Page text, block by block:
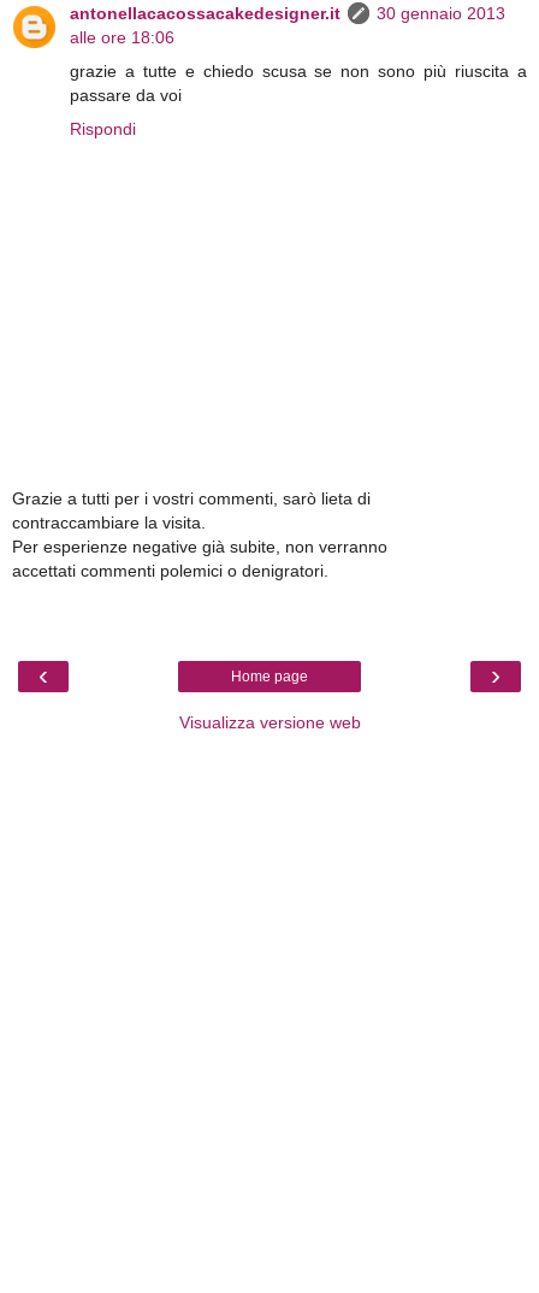
antonellacacossacakedesigner.it
30 gennaio 2013
alle ore 18:06
grazie a tutte e chiedo scusa se non sono più riuscita a
passare da voi
Rispondi
Grazie a tutti per i vostri commenti, sarò lieta di
contraccambiare la visita.
Per esperienze negative già subite, non verranno
accettati commenti polemici o denigratori.
‹ ›
Home page
Visualizza versione web